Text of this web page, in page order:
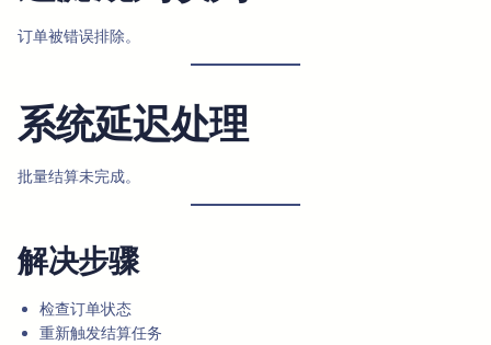
订单被错误排除。
系统延迟处理
批量结算未完成。
解决步骤
检查订单状态
重新触发结算任务